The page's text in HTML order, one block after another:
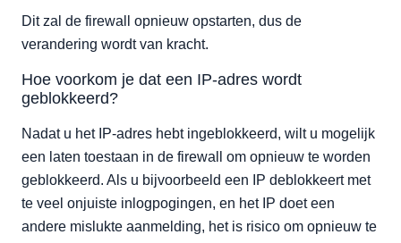
Dit zal de firewall opnieuw opstarten, dus de
verandering wordt van kracht.
Hoe voorkom je dat een IP-adres wordt
geblokkeerd?
Nadat u het IP-adres hebt ingeblokkeerd, wilt u mogelijk
een laten toestaan in de firewall om opnieuw te worden
geblokkeerd. Als u bijvoorbeeld een IP deblokkeert met
te veel onjuiste inlogpogingen, en het IP doet een
andere mislukte aanmelding, het is risico om opnieuw te